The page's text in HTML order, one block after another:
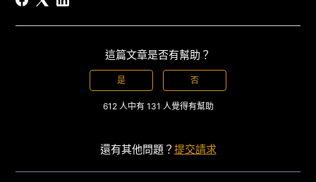
這篇文章是否有幫助？
是 否
612 人中有 131 人覺得有幫助
還有其他問題？ 提交請求